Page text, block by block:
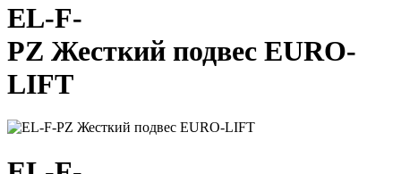
EL-F-
PZ Жесткий подвес EURO-
LIFT